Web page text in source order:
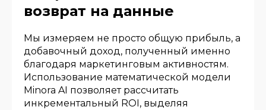
возврат на данные
Мы измеряем не просто общую прибыль, а
добавочный доход, полученный именно
благодаря маркетинговым активностям.
Использование математической модели
Minora AI позволяет рассчитать
инкрементальный ROI, выделяя